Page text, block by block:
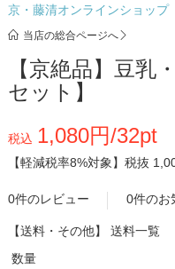
京・藤清オンラインショップ
当店の総合ページへ
【京絶品】豆乳
セット】
税込 1,080円/32pt
【軽減税率8%対象】 税抜
0件のレビュー 0件のお
【送料・その他】 送料一覧
数量